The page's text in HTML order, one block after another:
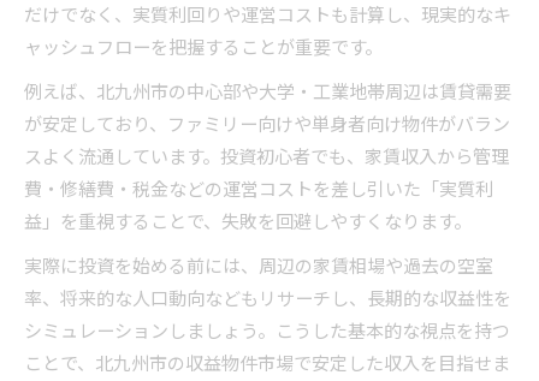
だけでなく、実質利回りや運営コストも計算し、現実的なキ
ャッシュフローを把握することが重要です。
例えば、北九州市の中心部や大学・工業地帯周辺は賃貸需要
が安定しており、ファミリー向けや単身者向け物件がバラン
スよく流通しています。投資初心者でも、家賃収入から管理
費・修繕費・税金などの運営コストを差し引いた「実質利
益」を重視することで、失敗を回避しやすくなります。
実際に投資を始める前には、周辺の家賃相場や過去の空室
率、将来的な人口動向などもリサーチし、長期的な収益性を
シミュレーションしましょう。こうした基本的な視点を持つ
ことで、北九州市の収益物件市場で安定した収入を目指せま